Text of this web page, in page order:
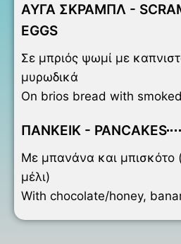
ΑΥΓΑ ΣΚΡΑΜΠΛ -
EGGS
Σε μπριός ψωμί με
μυρωδικά
On brios bread with
ΠΑΝΚΕΙΚ - PANCAKES
Με μπανάνα και μπισκότο
μέλι)
With chocolate/honey,